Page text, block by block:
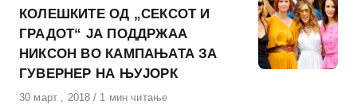
КОЛЕШКИТЕ ОД „СЕКСОТ И
ГРАДОТ“ ЈА ПОДДРЖАА
НИКСОН ВО КАМПАЊАТА ЗА
ГУВЕРНЕР НА ЊУЈОРК
Објавено
30 март , 2018 1 мин читање